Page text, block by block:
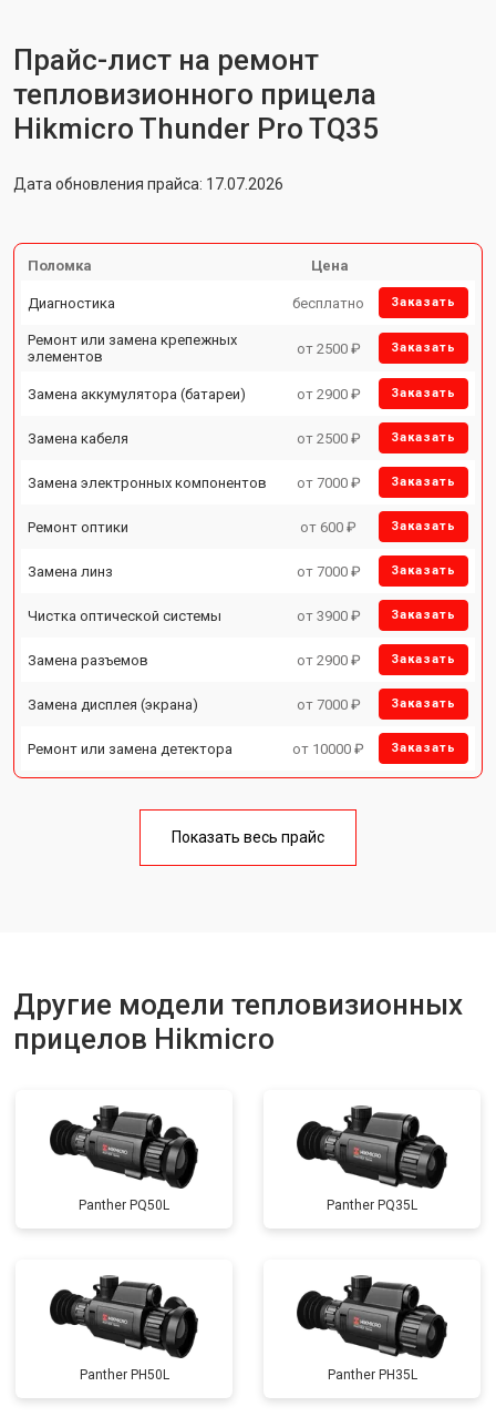
Прайс-лист на ремонт
тепловизионного прицела
Hikmicro Thunder Pro TQ35
Дата обновления прайса: 17.07.2026
Поломка Цена
Диагностика бесплатно Заказать
Ремонт или замена крепежных
элементов
от 2500 ₽ Заказать
Замена аккумулятора (батареи) от 2900 ₽ Заказать
Замена кабеля от 2500 ₽ Заказать
Замена электронных компонентов от 7000 ₽ Заказать
Ремонт оптики от 600 ₽ Заказать
Замена линз от 7000 ₽ Заказать
Чистка оптической системы от 3900 ₽ Заказать
Замена разъемов от 2900 ₽ Заказать
Замена дисплея (экрана) от 7000 ₽ Заказать
Ремонт или замена детектора от 10000 ₽ Заказать
Показать весь прайс
Другие модели тепловизионных
прицелов Hikmicro
Panther PQ50L Panther PQ35L
Panther PH50L Panther PH35L